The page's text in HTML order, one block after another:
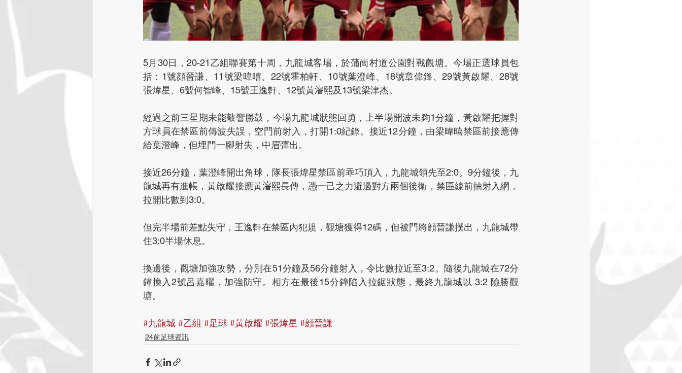
5月30日，20-21乙組聯賽第十周，九龍城客場，於蒲崗村道公園對戰觀塘。今場正選球員包
括：1號顔晉謙、11號梁暐暿、22號霍柏軒、10號葉澄峰、18號章偉鎽、29號黃啟耀、28號
張煒星、6號何智峰、15號王逸軒、12號黃𣿰熙及13號梁津杰。
經過之前三星期未能敲響勝鼓，今場九龍城狀態回勇，上半場開波未夠1分鐘，黃啟耀把握對
方球員在禁區前傳波失誤，空門前射入，打開1:0紀錄。接近12分鐘，由梁暐暿禁區前接應傳
給葉澄峰，但埋門一腳射失，中眉彈出。
接近26分鐘，葉澄峰開出角球，隊長張煒星禁區前乖巧頂入，九龍城領先至2:0。9分鐘後，九
龍城再有進帳，黃啟耀接應黃𣿰熙長傳，憑一己之力避過對方兩個後衛，禁區線前抽射入網，
拉開比數到3:0。
但完半場前差點失守，王逸軒在禁區內犯規，觀塘獲得12碼，但被門將顔晉謙撲出，九龍城帶
住3:0半場休息。
換邊後，觀塘加強攻勢，分別在51分鐘及56分鐘射入，令比數拉近至3:2。隨後九龍城在72分
鐘換入2號呂嘉曜，加強防守。相方在最後15分鐘陷入拉鋸狀態，最終九龍城以 3:2 險勝觀
塘。
#九龍城 #乙組 #足球 #黃啟耀 #張煒星 #顔晉謙
24前足球資訊